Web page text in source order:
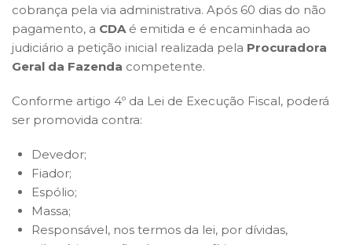
cobrança pela via administrativa. Após 60 dias do não
pagamento, a CDAé emitida e é encaminhada ao
judiciário a petição inicial realizada pela Procuradora
Geral da Fazenda competente.
Conforme artigo 4º da Lei de Execução Fiscal, poderá
ser promovida contra:
Devedor;
Fiador;
Espólio;
Massa;
Responsável, nos termos da lei, por dívidas,